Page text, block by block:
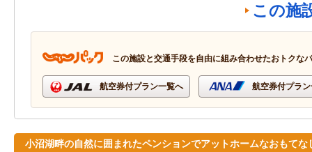
この施
この施設と交通手段を自由に組み合わせたおトクな
航空券付プラン一覧へ 航空券付プラ
小沼湖畔の自然に囲まれたペンションでアットホームなおもてな